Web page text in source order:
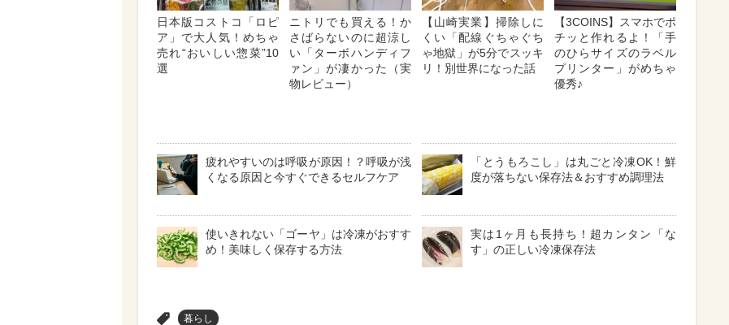
日本版コストコ「ロピ
ア」で大人気！めちゃ
売れ“おいしい惣菜”10
選
ニトリでも買える！か
さばらないのに超涼し
い「ターボハンディフ
ァン」が凄かった（実
物レビュー）
【山崎実業】掃除しに
くい「配線ぐちゃぐち
ゃ地獄」が5分でスッキ
リ！別世界になった話
【3COINS】スマホでポ
チッと作れるよ！「手
のひらサイズのラベル
プリンター」がめちゃ
優秀♪
疲れやすいのは呼吸が原因！？呼吸が浅
くなる原因と今すぐできるセルフケア
「とうもろこし」は丸ごと冷凍OK！鮮
度が落ちない保存法＆おすすめ調理法
使いきれない「ゴーヤ」は冷凍がおすす
め！美味しく保存する方法
実は1ヶ月も長持ち！超カンタン「な
す」の正しい冷凍保存法
暮らし